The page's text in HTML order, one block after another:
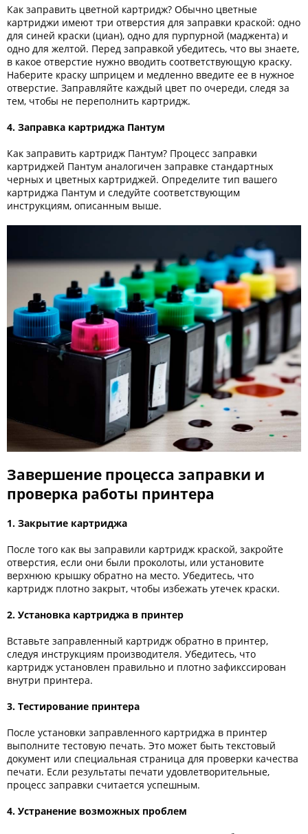
Как заправить цветной картридж? Обычно цветные
картриджи имеют три отверстия для заправки краской: одно
для синей краски (циан), одно для пурпурной (маджента) и
одно для желтой. Перед заправкой убедитесь, что вы знаете,
в какое отверстие нужно вводить соответствующую краску.
Наберите краску шприцем и медленно введите ее в нужное
отверстие. Заправляйте каждый цвет по очереди, следя за
тем, чтобы не переполнить картридж.
4. Заправка картриджа Пантум
Как заправить картридж Пантум? Процесс заправки
картриджей Пантум аналогичен заправке стандартных
черных и цветных картриджей. Определите тип вашего
картриджа Пантум и следуйте соответствующим
инструкциям, описанным выше.
Завершение процесса заправки и
проверка работы принтера
1. Закрытие картриджа
После того как вы заправили картридж краской, закройте
отверстия, если они были проколоты, или установите
верхнюю крышку обратно на место. Убедитесь, что
картридж плотно закрыт, чтобы избежать утечек краски.
2. Установка картриджа в принтер
Вставьте заправленный картридж обратно в принтер,
следуя инструкциям производителя. Убедитесь, что
картридж установлен правильно и плотно зафикссирован
внутри принтера.
3. Тестирование принтера
После установки заправленного картриджа в принтер
выполните тестовую печать. Это может быть текстовый
документ или специальная страница для проверки качества
печати. Если результаты печати удовлетворительные,
процесс заправки считается успешным.
4. Устранение возможных проблем